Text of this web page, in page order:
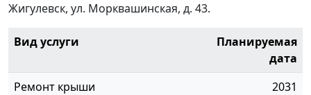
Жигулевск, ул. Морквашинская, д. 43.
Вид услуги
Планируемая
дата
Ремонт крыши
2031